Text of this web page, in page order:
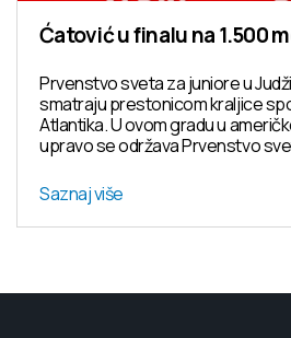
Ćatović u finalu na 1.500
Prvenstvo sveta za juniore u
smatraju prestonicom kraljice
Atlantika. U ovom gradu u
upravo se održava Prvenstvo
Saznaj više